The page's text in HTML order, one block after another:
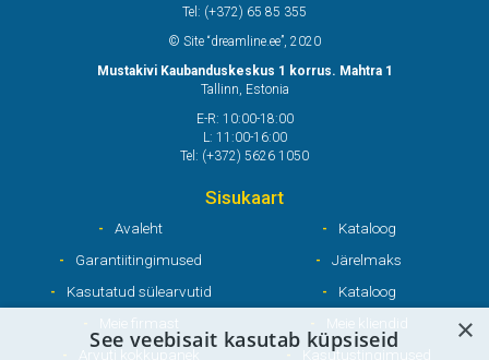
Tel: (+372) 65 85 355
© Site “dreamline.ee”, 2020
Mustakivi Kaubanduskeskus 1 korrus. Mahtra 1
Tallinn, Estonia
E-R: 10:00-18:00
L: 11:00-16:00
Tel: (+372) 5626 1050
Sisukaart
Avaleht
Kataloog
Garantiitingimused
Järelmaks
Kasutatud sülearvutid
Kataloog
Meie firmast
Meie kliendid
Arvuti kokkupanek
Kasutustingimused
×
See veebisait kasutab küpsiseid